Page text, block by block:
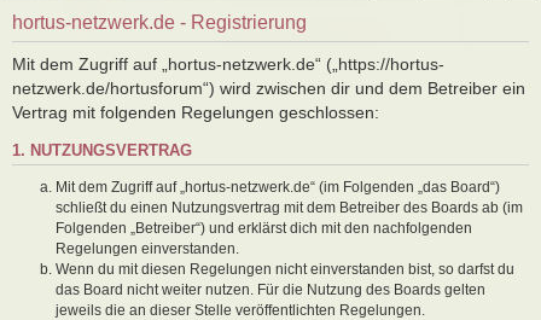
hortus-netzwerk.de - Registrierung
Mit dem Zugriff auf „hortus-netzwerk.de“ („https://hortus-
netzwerk.de/hortusforum“) wird zwischen dir und dem Betreiber ein
Vertrag mit folgenden Regelungen geschlossen:
1. NUTZUNGSVERTRAG
Mit dem Zugriff auf „hortus-netzwerk.de“ (im Folgenden „das Board“)
schließt du einen Nutzungsvertrag mit dem Betreiber des Boards ab (im
Folgenden „Betreiber“) und erklärst dich mit den nachfolgenden
Regelungen einverstanden.
Wenn du mit diesen Regelungen nicht einverstanden bist, so darfst du
das Board nicht weiter nutzen. Für die Nutzung des Boards gelten
jeweils die an dieser Stelle veröffentlichten Regelungen.